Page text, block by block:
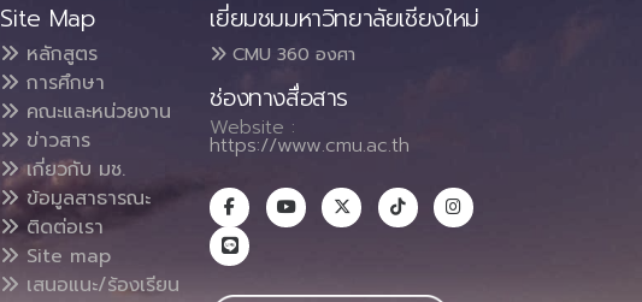
Site Map
หลักสูตร
การศึกษา
คณะและหน่วยงาน
ข่าวสาร
เกี่ยวกับ มช.
ข้อมูลสาธารณะ
ติดต่อเรา
Site map
เสนอแนะ/ร้องเรียน
เยี่ยมชมมหาวิทยาลัยเชียงใหม่
CMU 360 องศา
ช่องทางสื่อสาร
Website :
https://www.cmu.ac.th